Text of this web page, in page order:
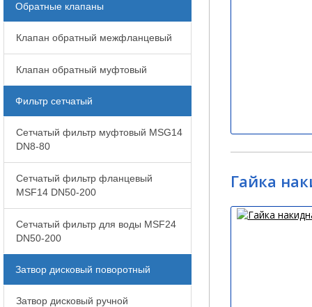
Гайка
Обратные клапаны
Клапан обратный межфланцевый
Клапан обратный муфтовый
Фильтр сетчатый
Сетчатый фильтр муфтовый MSG14
DN8-80
Сетчатый фильтр фланцевый
MSF14 DN50-200
Сетчатый фильтр для воды MSF24
DN50-200
Затвор дисковый поворотный
Затвор дисковый ручной